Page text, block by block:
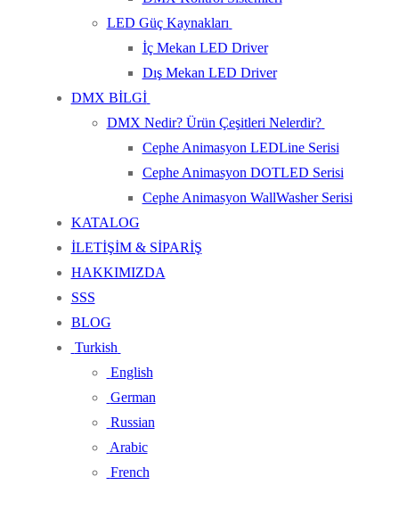
LED Güç Kaynakları
İç Mekan LED Driver
Dış Mekan LED Driver
DMX BİLGİ
DMX Nedir? Ürün Çeşitleri Nelerdir?
Cephe Animasyon LEDLine Serisi
Cephe Animasyon DOTLED Serisi
Cephe Animasyon WallWasher Serisi
KATALOG
İLETİŞİM & SİPARİŞ
HAKKIMIZDA
SSS
BLOG
Turkish
English
German
Russian
Arabic
French